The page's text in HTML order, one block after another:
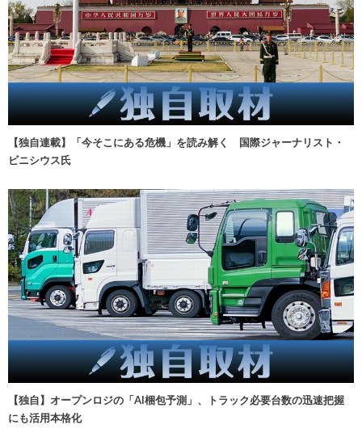
【独自連載】「今そこにある危機」を読み解く 国際ジャーナリスト・
ビニシウス氏
【独自】オープンロジの「AI梱包予測」、トラック必要台数の迅速把握
にも活用本格化